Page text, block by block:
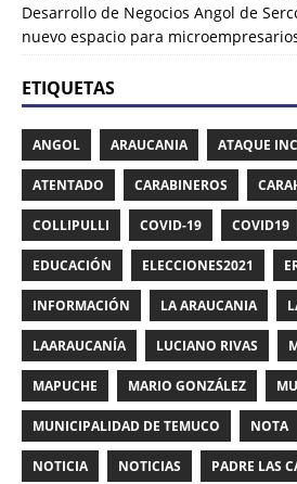
Desarrollo de Negocios Angol de
nuevo espacio para
ETIQUETAS
ANGOL ARAUCANIA ATAQUE
ATENTADO CARABINEROS
COLLIPULLI COVID-19 COVID19
EDUCACIÓN ELECCIONES2021
INFORMACIÓN LA ARAUCANIA
LAARAUCANÍA LUCIANO RIVAS
MAPUCHE MARIO GONZÁLEZ
MUNICIPALIDAD DE TEMUCO NOTA
NOTICIA NOTICIAS PADRE LAS